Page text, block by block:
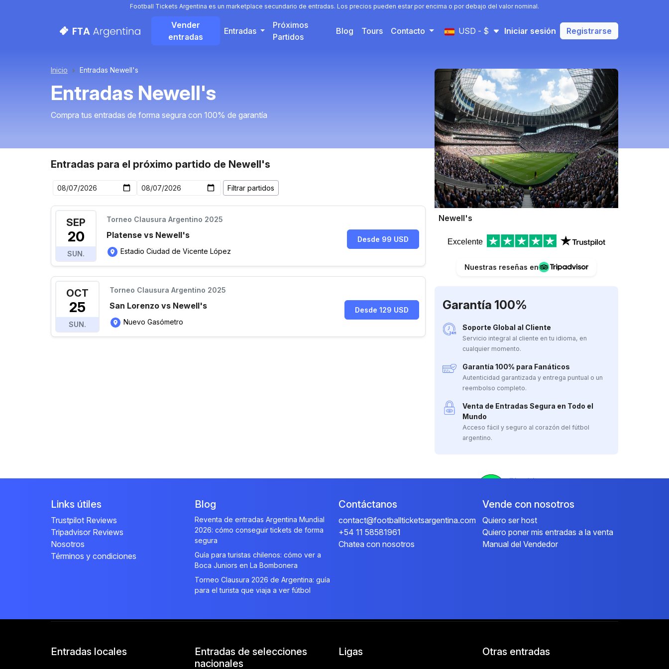
Football Tickets Argentina es un marketplace secundario de entradas. Los precios pueden estar por encima o por debajo del valor nominal.
Vender
entradas
Entradas
Próximos
Partidos
Blog Tours Contacto USD - $ Iniciar sesión Registrarse
Inicio Entradas Newell's
Entradas Newell's
Compra tus entradas de forma segura con 100% de garantía
Newell's
Excelente
Nuestras reseñas en
Garantía 100%
Soporte Global al Cliente
Servicio integral al cliente en tu idioma, en
cualquier momento.
Garantía 100% para Fanáticos
Autenticidad garantizada y entrega puntual o un
reembolso completo.
Venta de Entradas Segura en Todo el
Mundo
Acceso fácil y seguro al corazón del fútbol
argentino.
Entradas para el próximo partido de Newell's
SEP
20
SUN.
Torneo Clausura Argentino 2025
Platense vs Newell's
Estadio Ciudad de Vicente López
Desde 99 USD
OCT
25
SUN.
Torneo Clausura Argentino 2025
San Lorenzo vs Newell's
Nuevo Gasómetro
Desde 129 USD
Links útiles
Trustpilot Reviews
Tripadvisor Reviews
Nosotros
Términos y condiciones
Blog
Reventa de entradas Argentina Mundial
2026: cómo conseguir tickets de forma
segura
Guía para turistas chilenos: cómo ver a
Boca Juniors en La Bombonera
Torneo Clausura 2026 de Argentina: guía
para el turista que viaja a ver fútbol
Contáctanos
contact@footballticketsargentina.com
+54 11 58581961
Chatea con nosotros
Vende con nosotros
Quiero ser host
Quiero poner mis entradas a la venta
Manual del Vendedor
Entradas locales
Entradas de selecciones
nacionales
Ligas Otras entradas